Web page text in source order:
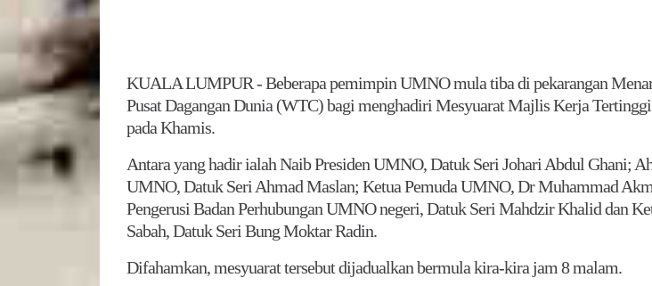
KUALA LUMPUR - Beberapa pemimpin UMNO mula tiba di pekarangan
Pusat Dagangan Dunia (WTC) bagi menghadiri Mesyuarat Majlis Kerja
pada Khamis.
Antara yang hadir ialah Naib Presiden UMNO, Datuk Seri Johari Abdul Ghani;
UMNO, Datuk Seri Ahmad Maslan; Ketua Pemuda UMNO, Dr Muhammad
Pengerusi Badan Perhubungan UMNO negeri, Datuk Seri Mahdzir Khalid dan
Sabah, Datuk Seri Bung Moktar Radin.
Difahamkan, mesyuarat tersebut dijadualkan bermula kira-kira jam 8 malam.